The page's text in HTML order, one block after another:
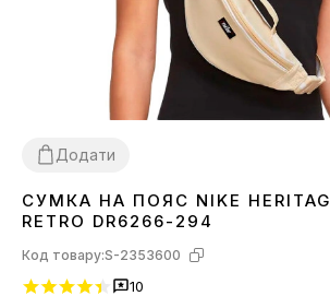
Додати
1SIZE
СУМКА НА ПОЯС NIKE
RETRO DR6266-294
Код товару:S-2353600
10